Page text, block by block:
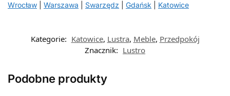
Wrocław Warszawa Swarzędz Gdańsk Katowice
Kategorie: Katowice, Lustra, Meble, Przedpokój
Znacznik: Lustro
Podobne produkty